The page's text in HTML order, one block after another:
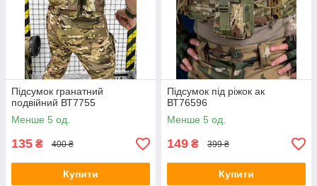
Підсумок гранатний
подвійний ВТ7755
Менше 5 од.
135 ₴ 400 ₴
Купити
Підсумок під ріжок ак
ВТ76596
Менше 5 од.
149 ₴ 399 ₴
Купити